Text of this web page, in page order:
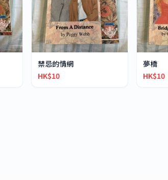
禁忌的情網
HK$10
夢橋
HK$10